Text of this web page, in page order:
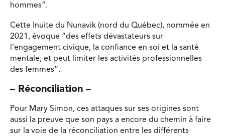
hommes”.
Cette Inuite du Nunavik (nord du Québec), nommée en
2021, évoque “des effets dévastateurs sur
l’engagement civique, la confiance en soi et la santé
mentale, et peut limiter les activités professionnelles
des femmes”.
– Réconciliation –
Pour Mary Simon, ces attaques sur ses origines sont
aussi la preuve que son pays a encore du chemin à faire
sur la voie de la réconciliation entre les différents